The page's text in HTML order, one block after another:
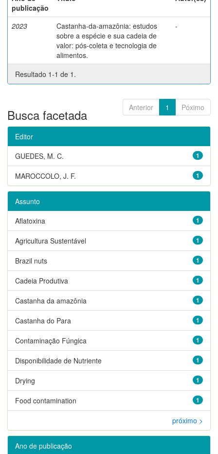
publicação
2023
Castanha-da-amazônia: estudos
sobre a espécie e sua cadeia de
valor: pós-coleta e tecnologia de
alimentos.
-
Resultado 1-1 de 1.
Anterior 1 Póximo
Busca facetada
Editor
1
GUEDES, M. C.
1
MAROCCOLO, J. F.
Assunto
1
Aflatoxina
1
Agricultura Sustentável
1
Brazil nuts
1
Cadeia Produtiva
1
Castanha da amazônia
1
Castanha do Para
1
Contaminação Fúngica
1
Disponibilidade de Nutriente
1
Drying
1
Food contamination
próximo >
Ano de publicação